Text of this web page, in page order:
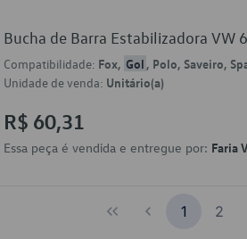
Bucha de Barra Estabilizadora VW
Compatibilidade: Fox, Gol , Polo, Saveiro,
Unidade de venda: Unitário(a)
R$ 60,31
Essa peça é vendida e entregue por: Faria
1 2